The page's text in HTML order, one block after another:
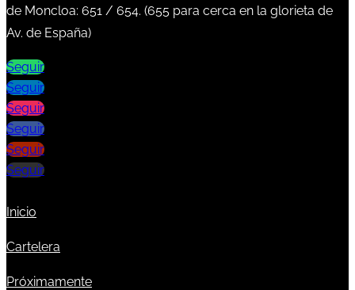
de Moncloa: 651 / 654. (655 para cerca en la glorieta de
Av. de España)
Seguir
Seguir
Seguir
Seguir
Seguir
Seguir
Inicio
Cartelera
Próximamente